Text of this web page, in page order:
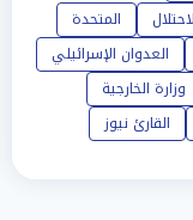
المتحدة
العدوان الإسرائيلي
وزارة الخارجية
القارئ نيوز